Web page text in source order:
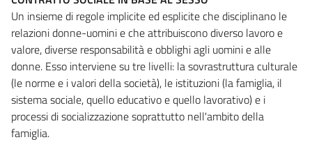
Un insieme di regole implicite ed esplicite che disciplinano le
relazioni donne-uomini e che attribuiscono diverso lavoro e
valore, diverse responsabilità e obblighi agli uomini e alle
donne. Esso interviene su tre livelli: la sovrastruttura culturale
(le norme e i valori della società), le istituzioni (la famiglia, il
sistema sociale, quello educativo e quello lavorativo) e i
processi di socializzazione soprattutto nell'ambito della
famiglia.